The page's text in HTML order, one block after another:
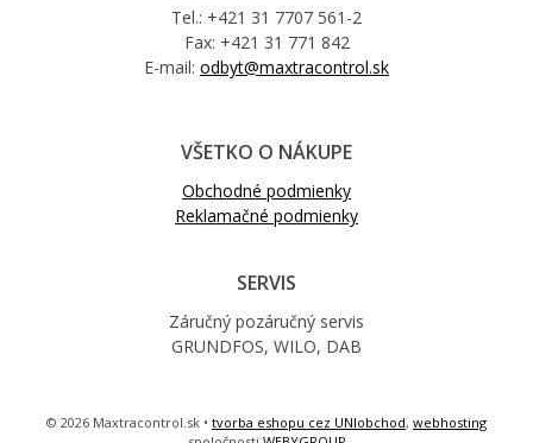
Tel.: +421 31 7707 561-2
Fax: +421 31 771 842
E-mail: odbyt@maxtracontrol.sk
VŠETKO O NÁKUPE
Obchodné podmienky
Reklamačné podmienky
SERVIS
Záručný pozáručný servis
GRUNDFOS, WILO, DAB
© 2026 Maxtracontrol.sk • tvorba eshopu cez UNIobchod, webhosting